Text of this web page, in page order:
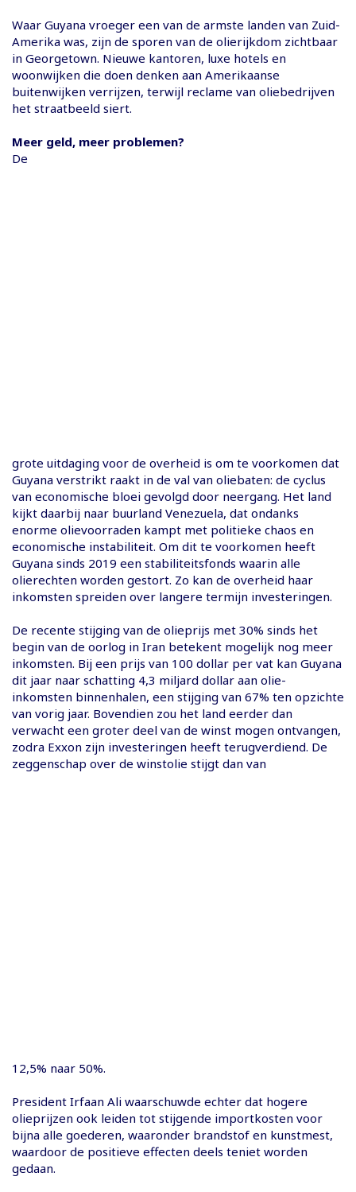
Waar Guyana vroeger een van de armste landen van Zuid-
Amerika was, zijn de sporen van de olierijkdom zichtbaar
in Georgetown. Nieuwe kantoren, luxe hotels en
woonwijken die doen denken aan Amerikaanse
buitenwijken verrijzen, terwijl reclame van oliebedrijven
het straatbeeld siert.
Meer geld, meer problemen?
De
grote uitdaging voor de overheid is om te voorkomen dat
Guyana verstrikt raakt in de val van oliebaten: de cyclus
van economische bloei gevolgd door neergang. Het land
kijkt daarbij naar buurland Venezuela, dat ondanks
enorme olievoorraden kampt met politieke chaos en
economische instabiliteit. Om dit te voorkomen heeft
Guyana sinds 2019 een stabiliteitsfonds waarin alle
olierechten worden gestort. Zo kan de overheid haar
inkomsten spreiden over langere termijn investeringen.
De recente stijging van de olieprijs met 30% sinds het
begin van de oorlog in Iran betekent mogelijk nog meer
inkomsten. Bij een prijs van 100 dollar per vat kan Guyana
dit jaar naar schatting 4,3 miljard dollar aan olie-
inkomsten binnenhalen, een stijging van 67% ten opzichte
van vorig jaar. Bovendien zou het land eerder dan
verwacht een groter deel van de winst mogen ontvangen,
zodra Exxon zijn investeringen heeft terugverdiend. De
zeggenschap over de winstolie stijgt dan van
12,5% naar 50%.
President Irfaan Ali waarschuwde echter dat hogere
olieprijzen ook leiden tot stijgende importkosten voor
bijna alle goederen, waaronder brandstof en kunstmest,
waardoor de positieve effecten deels teniet worden
gedaan.